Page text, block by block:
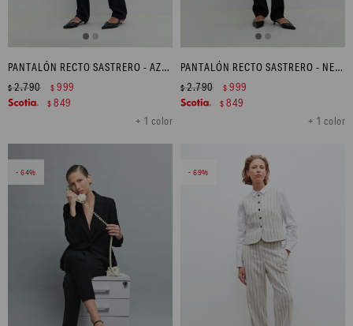
PANTALÓN RECTO SASTRERO - AZUL MARINO
+ 1 color
$2.790 $ 999
$ 849
PANTALÓN RECTO SASTRERO - NEGRO
+ 1 color
$2.790 $ 999
$ 849
64 69